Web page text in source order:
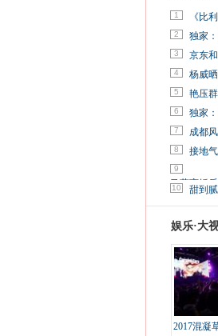
1 《比
2 独家
3 京东
4 杨威
5 艳压
6 独家
7 成都
8 接地
9
马蓉离婚
10 甜到
娱乐·大
2017混凝